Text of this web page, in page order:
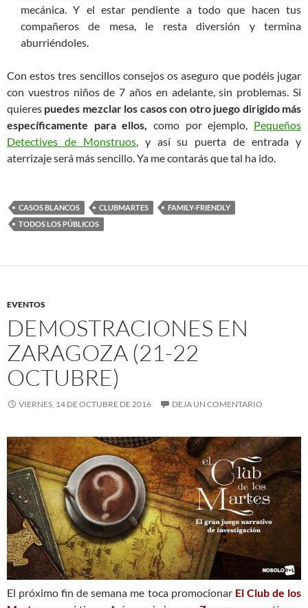
mecánica. Y el estar pendiente a todo que hacen tus
compañeros de mesa, le resta diversión y termina
aburriéndoles.
Con estos tres sencillos consejos os aseguro que podéis jugar
con vuestros niños de 7 años en adelante, sin problemas. Si
quieres puedes mezclar los casos con otro juego dirigido más
específicamente para ellos,
como por ejemplo, Pequeños
Detectives de Monstruos, y así su puerta de entrada y
aterrizaje será más sencillo. Ya me contarás que tal ha ido.
CASOS BLANCOS CLUBMARTES
FAMILY-FRIENDLY
TODOS LOS PÚBLICOS
EVENTOS
DEMOSTRACIONES EN
ZARAGOZA (21-22
OCTUBRE)
VIERNES, 14 DE OCTUBRE DE 2016 DEJA UN COMENTARIO
El próximo fin de semana me toca promocionar El Club de los